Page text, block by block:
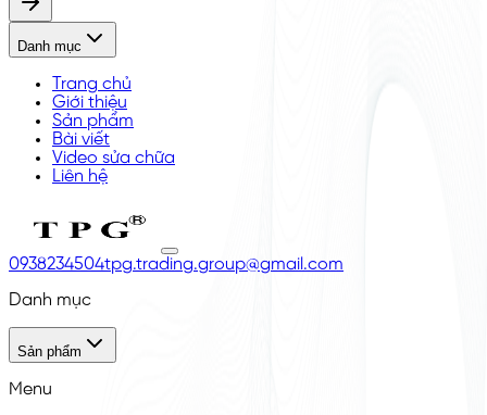
Danh mục
Trang chủ
Giới thiệu
Sản phẩm
Bài viết
Video sửa chữa
Liên hệ
0938234504tpg.trading.group@gmail.com
Danh mục
Sản phẩm
Menu